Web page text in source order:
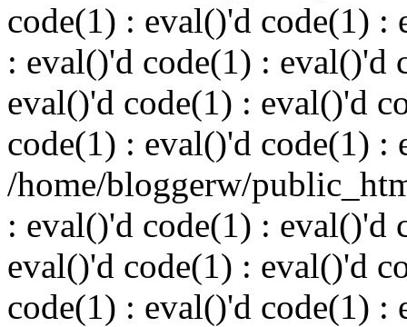
code(1) : eval()'d code(1) :
: eval()'d code(1) : eval()'d
eval()'d code(1) : eval()'d
code(1) : eval()'d code(1) :
/home/bloggerw/
: eval()'d code(1) : eval()'d
eval()'d code(1) : eval()'d
code(1) : eval()'d code(1) :